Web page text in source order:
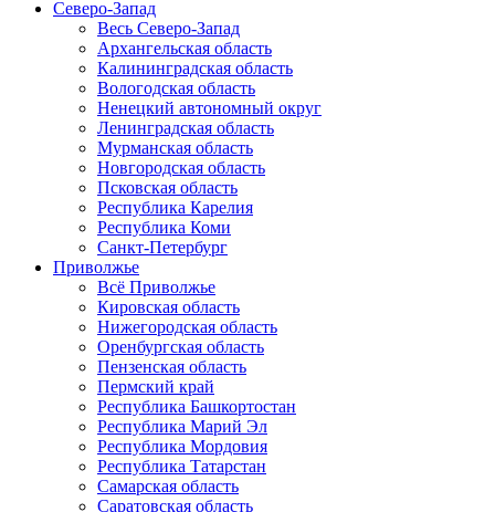
Северо-Запад
Весь Северо-Запад
Архангельская область
Калининградская область
Вологодская область
Ненецкий автономный округ
Ленинградская область
Мурманская область
Новгородская область
Псковская область
Республика Карелия
Республика Коми
Санкт-Петербург
Приволжье
Всё Приволжье
Кировская область
Нижегородская область
Оренбургская область
Пензенская область
Пермский край
Республика Башкортостан
Республика Марий Эл
Республика Мордовия
Республика Татарстан
Самарская область
Саратовская область